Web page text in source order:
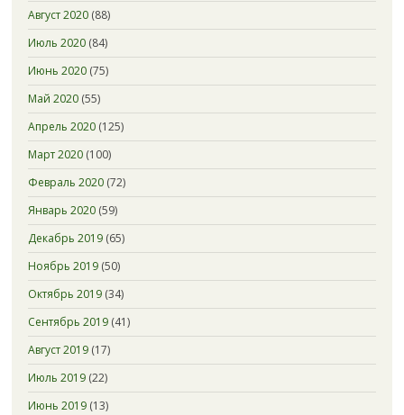
Август 2020(88)
Июль 2020(84)
Июнь 2020(75)
Май 2020(55)
Апрель 2020(125)
Март 2020(100)
Февраль 2020(72)
Январь 2020(59)
Декабрь 2019(65)
Ноябрь 2019(50)
Октябрь 2019(34)
Сентябрь 2019(41)
Август 2019(17)
Июль 2019(22)
Июнь 2019(13)